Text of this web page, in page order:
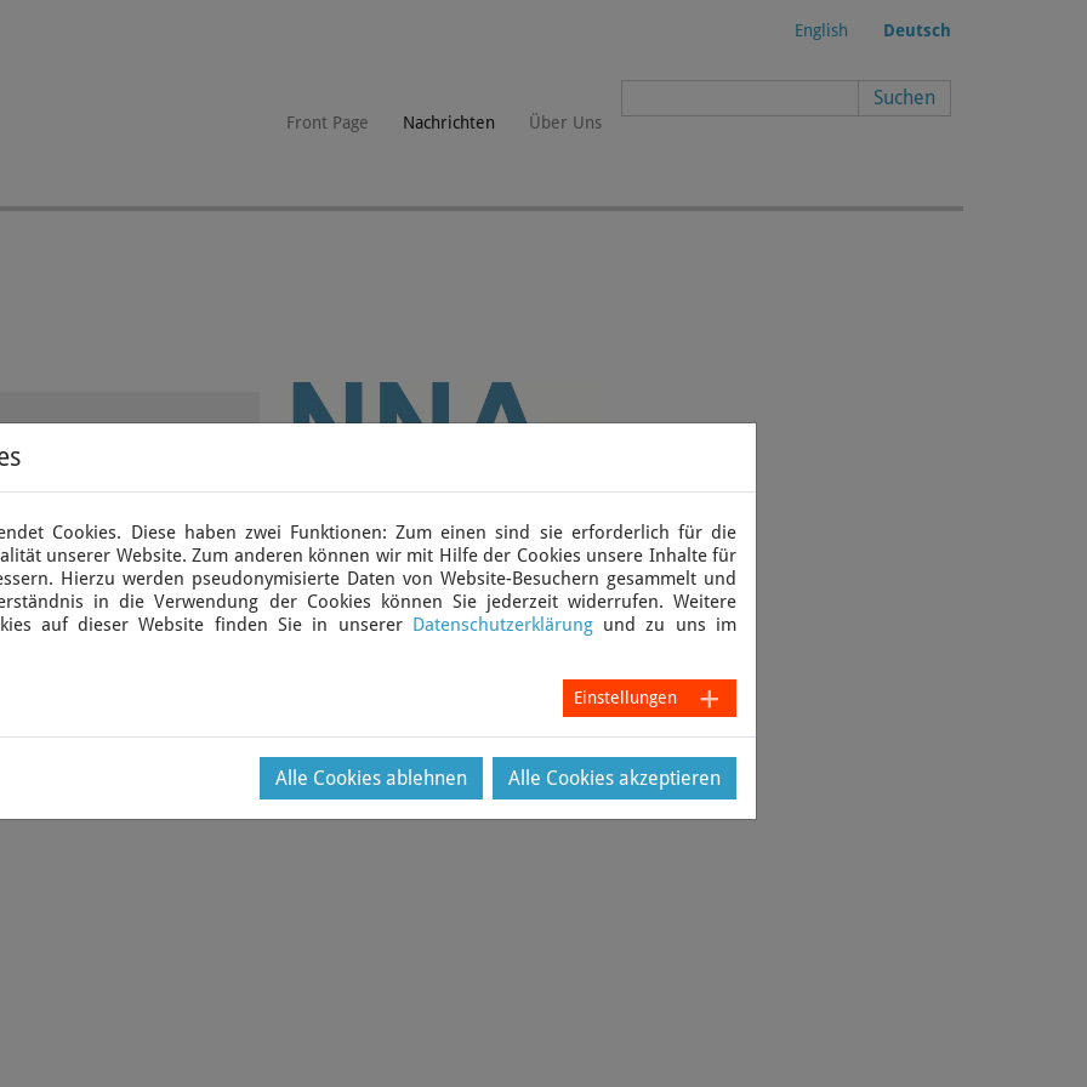
English Deutsch
Front Page Nachrichten Über Uns
reasons and no
the existing articles
may continue to be
Deutsch
Copyright ©2021 Nexus News Agency CIC (NNA)
Cookies. Diese haben zwei Funktionen: Zum einen sind sie erforderlich für die
unserer Website. Zum anderen können wir mit Hilfe der Cookies unsere Inhalte für
Hierzu werden pseudonymisierte Daten von Website-Besuchern gesammelt und
in die Verwendung der Cookies können Sie jederzeit widerrufen. Weitere
auf dieser Website finden Sie in unserer Datenschutzerklärungund zu uns im
Einstellungen
Alle Cookies ablehnen Alle Cookies akzeptieren